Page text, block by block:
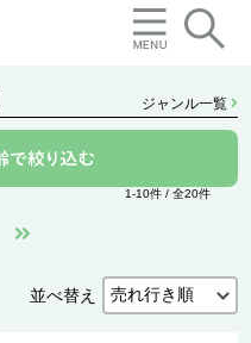
ジャンル一覧
1-10件 / 全20件
並べ替え